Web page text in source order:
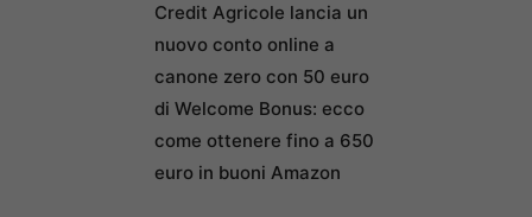
Credit Agricole lancia un
nuovo conto online a
canone zero con 50 euro
di Welcome Bonus: ecco
come ottenere fino a 650
euro in buoni Amazon